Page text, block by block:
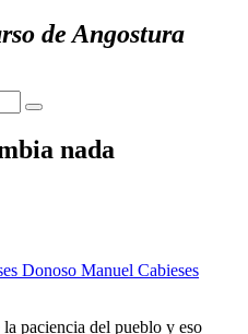
de Angostura
nada
Manuel Cabieses
paciencia del pueblo y eso